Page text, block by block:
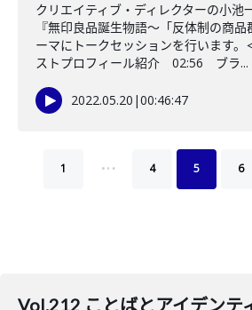
クリエイティブ・ディレクターの小池
『無印良品誕生物語～「反体制の商
ーマにトークセッションを行います
ストプロフィール紹介 02:56 ブラ...
2022.05.20 |00:46:47
1 … 4 5 6